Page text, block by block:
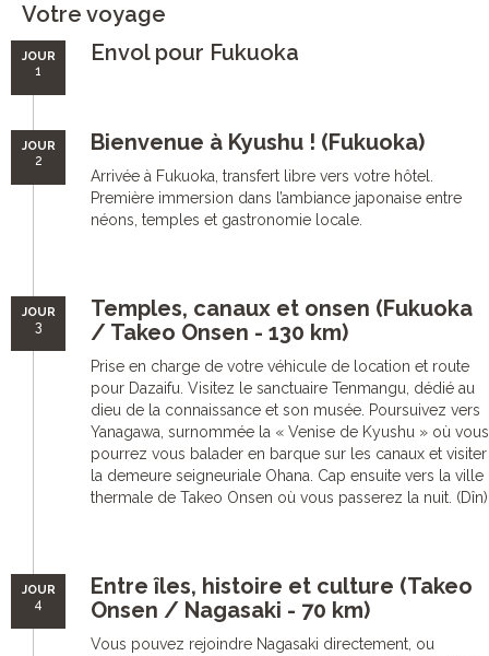
Votre voyage
JOUR
1
Envol pour Fukuoka
JOUR
2
Bienvenue à Kyushu ! (Fukuoka)
Arrivée à Fukuoka, transfert libre vers votre hôtel.
Première immersion dans l’ambiance japonaise entre
néons, temples et gastronomie locale.
JOUR
3
Temples, canaux et onsen (Fukuoka
/ Takeo Onsen - 130 km)
Prise en charge de votre véhicule de location et route
pour Dazaifu. Visitez le sanctuaire Tenmangu, dédié au
dieu de la connaissance et son musée. Poursuivez vers
Yanagawa, surnommée la « Venise de Kyushu » où vous
pourrez vous balader en barque sur les canaux et visiter
la demeure seigneuriale Ohana. Cap ensuite vers la ville
thermale de Takeo Onsen où vous passerez la nuit. (Dîn)
JOUR
4
Entre îles, histoire et culture (Takeo
Onsen / Nagasaki - 70 km)
Vous pouvez rejoindre Nagasaki directement, ou